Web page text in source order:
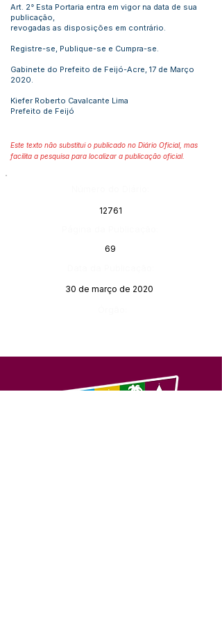
Art. 2° Esta Portaria entra em vigor na data de sua
publicação,
revogadas as disposições em contrário.
Registre-se, Publique-se e Cumpra-se.
Gabinete do Prefeito de Feijó-Acre, 17 de Março
2020.
Kiefer Roberto Cavalcante Lima
Prefeito de Feijó
Este texto não substitui o publicado no Diário Oficial, mas
facilita a pesquisa para localizar a publicação oficial.
12761
69
30 de março de 2020